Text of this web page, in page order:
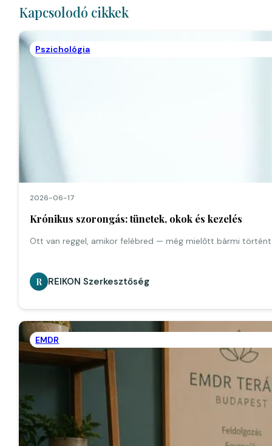
Kapcsolodó cikkek
Pszichológia
2026-06-17
Krónikus szorongás: tünetek, okok és kezelés
Ott van reggel, amikor felébred — még mielőtt bármi
R REIKON Szerkesztőség
EMDR